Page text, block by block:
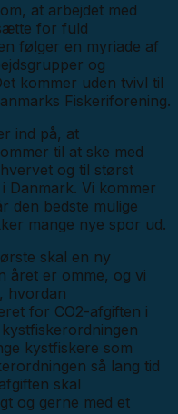
at arbejdet med
for fuld
følger en myriade af
og
kommer uden tvivl til
Fiskeriforening.
ind på, at
til at ske med
og til størst
Danmark. Vi kommer
den bedste mulige
mange nye spor ud.
skal en ny
året er omme, og vi
hvordan
for CO2-afgiften i
kystfiskere som
så lang tid
skal
og gerne med et